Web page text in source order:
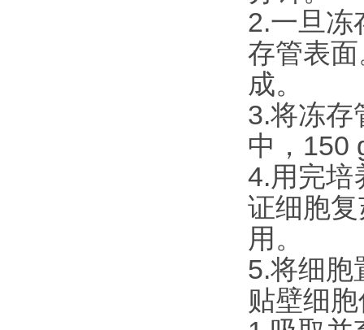
2.一旦冻
存管表
成。
3.将冻存
中，150
4.用完培
证细胞
用。
5.将细
贴壁细